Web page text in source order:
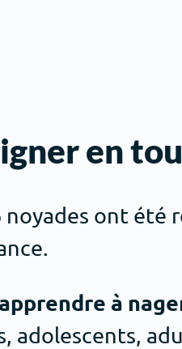
en
noyades ont
apprendre à
adolescents,